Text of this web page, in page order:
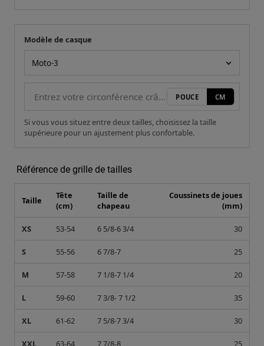
Votre mesure
Modèle de casque
POUCE CM
Si vous vous situez entre deux tailles, choisissez la taille
supérieure pour un ajustement plus confortable.
Référence de grille de tailles
Taille
Tête
(cm)
Taille de
chapeau
Coussinets de joues
(mm)
XS 53-54 6 5/8-6 3/4 30
S 55-56 6 7/8-7 25
M 57-58 7 1/8-7 1/4 20
L 59-60 7 3/8- 7 1/2 35
XL 61-62 7 5/8-7 3/4 30
XXL 63-64 7 7/8-8 25